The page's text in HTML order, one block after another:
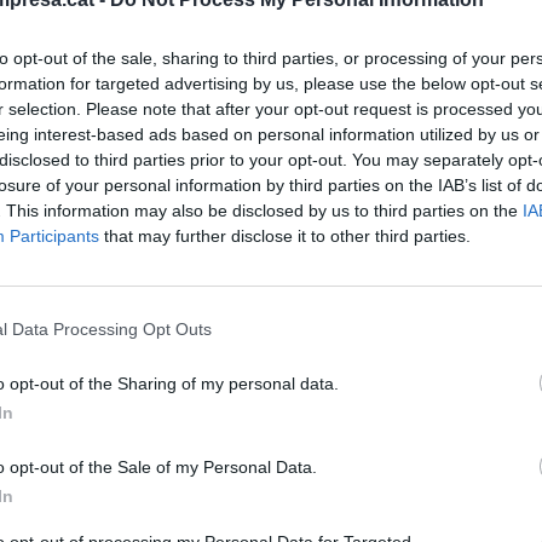
opt-out of the sale, sharing to third parties, or processing of your
for targeted advertising by us, please use the below opt-out
selection. Please note that after your opt-out request is processed
interest-based ads based on personal information utilized by us
to third parties prior to your opt-out. You may separately
of your personal information by third parties on the IAB’s list of
This information may also be disclosed by us to third parties on the
Participants that may further disclose it to other third parties.
Data Processing Opt Outs
opt-out of the Sharing of my personal data.
opt-out of the Sale of my Personal Data.
planta de frío de alta eficiencia de
Barcelona empezará a
en 2023
más verdes, vidas más plenas